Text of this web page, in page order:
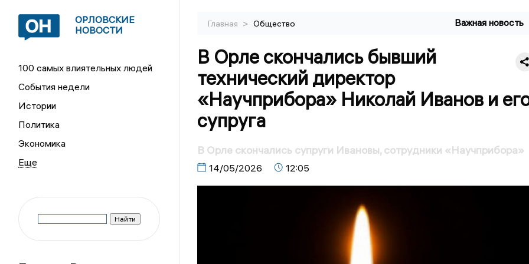
ОРЛОВСКИЕ
НОВОСТИ
100 самых влиятельных людей
События недели
Истории
Политика
Экономика
Главная > Общество Важная новость
В Орле скончались бывший
технический директор
«Научприбора» Николай Иванов и
супруга
В Орле скончались супруги Ивановы, сотрудники «Научприбора»
14/05/2026 12:05